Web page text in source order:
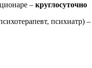
– круглосуточно
психиатр) –